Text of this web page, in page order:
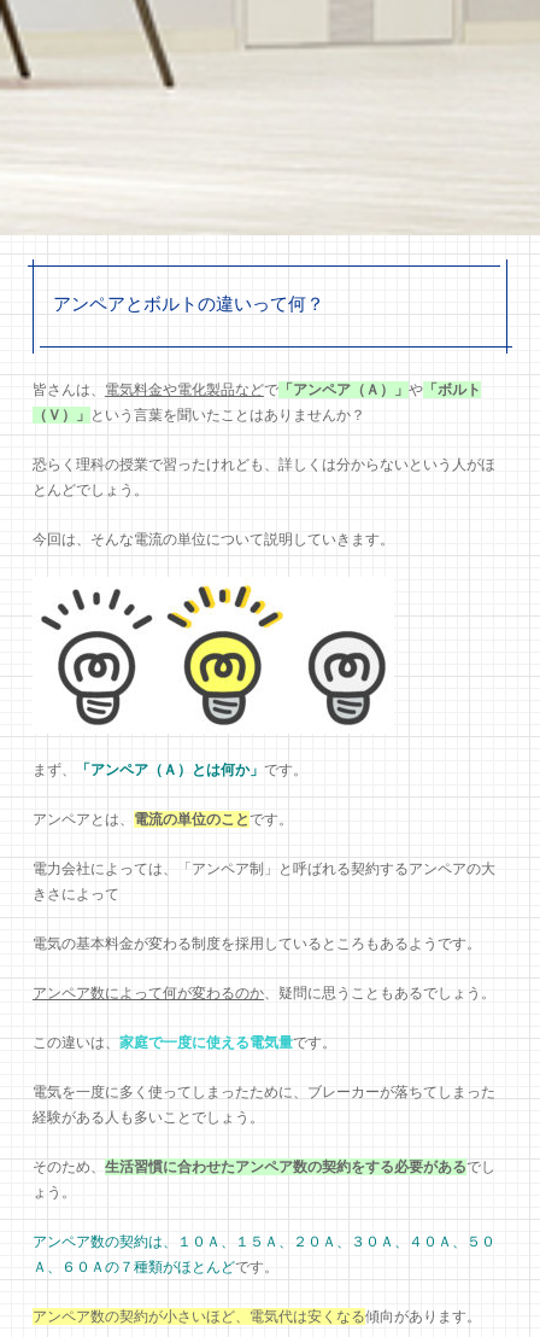
アンペアとボルトの違いって何？
皆さんは、 電気料金や電化製品などで「アンペア（Ａ）」 や「ボルト
（Ｖ）」 という言葉を聞いたことはありませんか？
恐らく理科の授業で習ったけれども、詳しくは分からないという人がほ
とんどでしょう。
今回は、そんな電流の単位について説明していきます。
まず、 「アンペア（Ａ）とは何か」 です。
アンペアとは、 電流の単位のことです。
電力会社によっては、「アンペア制」と呼ばれる契約するアンペアの大
きさによって
電気の基本料金が変わる制度を採用しているところもあるようです。
アンペア数によって何が変わるのか、疑問に思うこともあるでしょう。
この違いは、家庭で一度に使える電気量です。
電気を一度に多く使ってしまったために、ブレーカーが落ちてしまった
経験がある人も多いことでしょう。
そのため、 生活習慣に合わせたアンペア数の契約をする必要があるでし
ょう。
アンペア数の契約は、１０Ａ、１５Ａ、２０Ａ、３０Ａ、４０Ａ、５０
Ａ、６０Ａの７種類がほとんどです。
アンペア数の契約が小さいほど、電気代は安くなる傾向があります。